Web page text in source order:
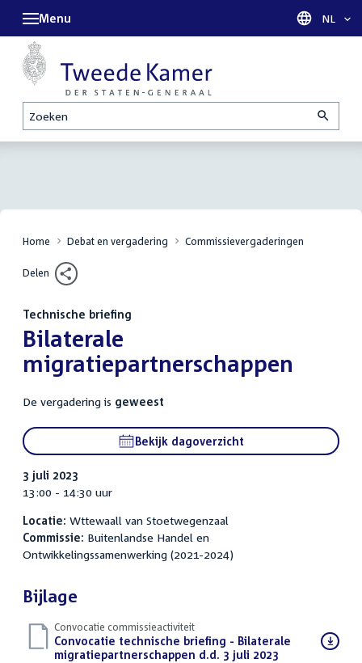
Zoeken
Menu Taal
NL
Home Debat en vergadering Commissievergaderingen
Delen
Technische briefing
:Bilaterale
migratiepartnerschappen
De vergadering is geweest
Bekijk dagoverzicht
3 juli 2023
13:00 - 14:30 uur
Locatie: Wttewaall van Stoetwegenzaal
Commissie: Buitenlandse Handel en
Ontwikkelingssamenwerking (2021-2024)
Bijlage
Convocatie commissieactiviteit
Download
bestand:
Convocatie technische briefing - Bilaterale
migratiepartnerschappen d.d. 3 juli 2023